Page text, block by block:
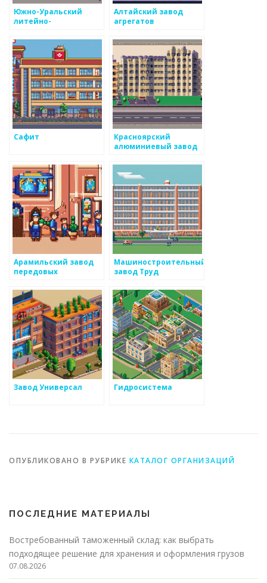
Южно-Уральский
литейно-
Алтайский завод
агрегатов
Сафит
Красноярский
алюминиевый завод
Арамильский завод
передовых
Машиностроительный
завод Труд
Завод Универсал Гидросистема
ОПУБЛИКОВАНО В РУБРИКЕ КАТАЛОГ ОРГАНИЗАЦИЙ
ПОСЛЕДНИЕ МАТЕРИАЛЫ
Востребованный таможенный склад: как выбрать
подходящее решение для хранения и оформления грузов
07.08.2026